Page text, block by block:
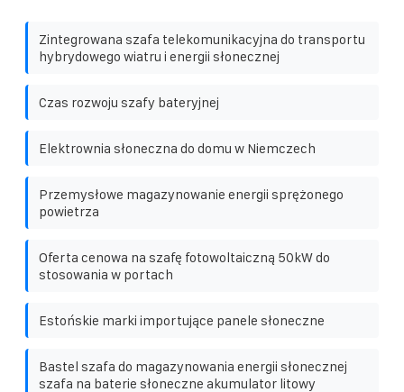
Zintegrowana szafa telekomunikacyjna do transportu
hybrydowego wiatru i energii słonecznej
Czas rozwoju szafy bateryjnej
Elektrownia słoneczna do domu w Niemczech
Przemysłowe magazynowanie energii sprężonego
powietrza
Oferta cenowa na szafę fotowoltaiczną 50kW do
stosowania w portach
Estońskie marki importujące panele słoneczne
Bastel szafa do magazynowania energii słonecznej
szafa na baterie słoneczne akumulator litowy